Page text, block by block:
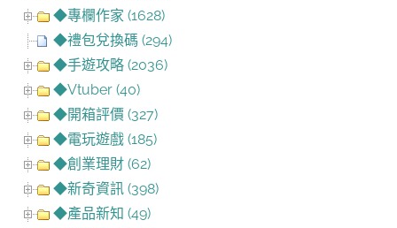
◆專欄作家 (1628)
◆禮包兌換碼 (294)
◆手遊攻略 (2036)
◆Vtuber (40)
◆開箱評價 (327)
◆電玩遊戲 (185)
◆創業理財 (62)
◆新奇資訊 (398)
◆產品新知 (49)